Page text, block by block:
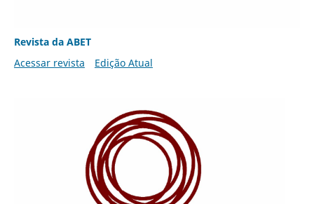
Revista da ABET
Acessar revista
Edição Atual